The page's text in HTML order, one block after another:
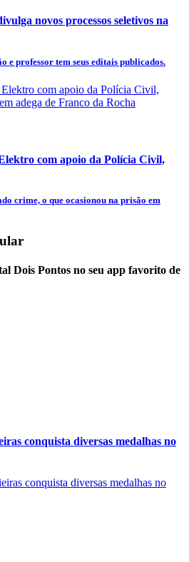
novos processos seletivos na
e professor tem seus editais publicados.
com apoio da Polícia Civil,
crime, o que ocasionou na prisão em
Dois Pontos no seu app favorito de
conquista diversas medalhas no